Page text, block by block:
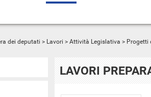
dei deputati > Lavori > Attività Legislativa > Progetti
LAVORI